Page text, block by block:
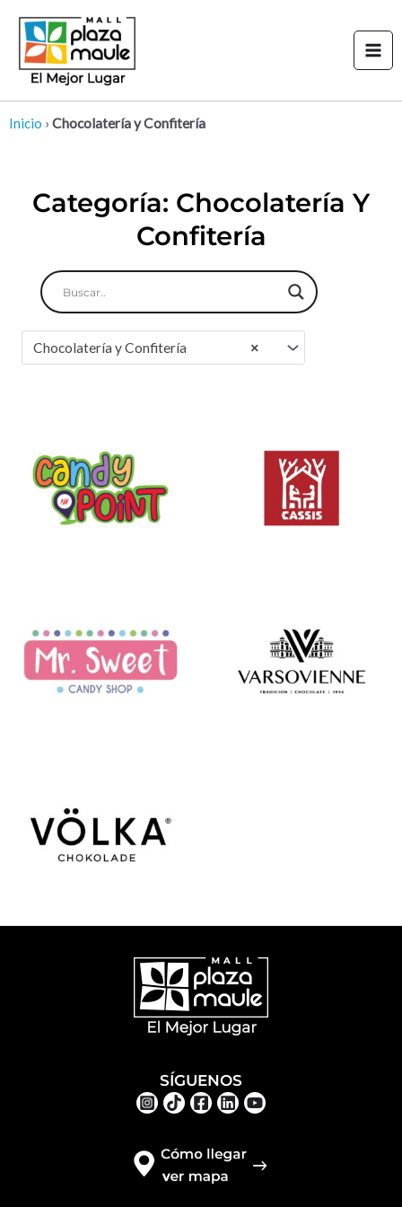
contenido
Inicio › Chocolatería y Confitería
Categoría: Chocolatería Y
Confitería
×
Chocolatería y Confitería
SÍGUENOS